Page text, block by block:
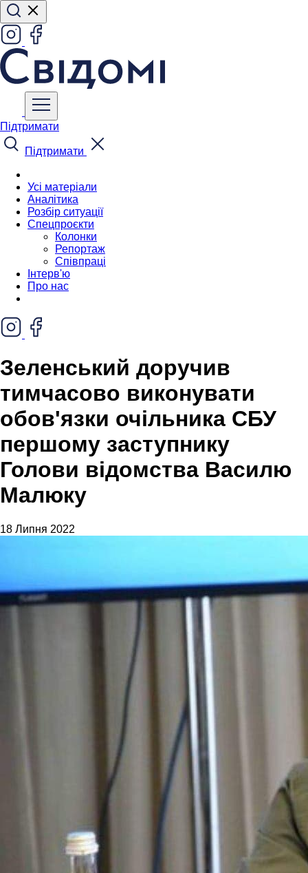
Підтримати
Підтримати
Усі матеріали
Аналітика
Розбір ситуації
Спецпроєкти
Колонки
Репортаж
Співпраці
Інтерв'ю
Про нас
Зеленський доручив
тимчасово виконувати
обов'язки очільника СБУ
першому заступнику
Голови відомства Василю
Малюку
18 Липня 2022